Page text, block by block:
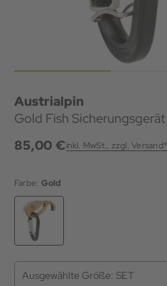
Austrialpin
Gold Fish Sicherungsgerät
85,00 €inkl. MwSt., zzgl. Versand*
Farbe: Gold
Ausgewählte Größe: SET